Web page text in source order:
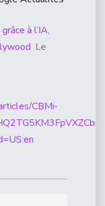
à l’IA,
Le
CBMi-